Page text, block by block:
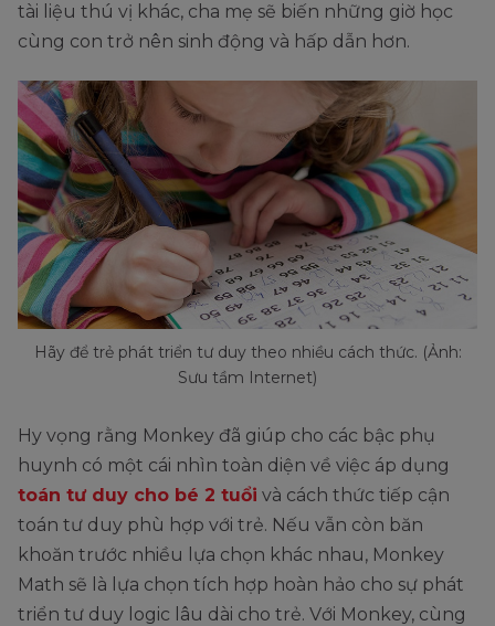
tài liệu thú vị khác, cha mẹ sẽ biến những giờ học
cùng con trở nên sinh động và hấp dẫn hơn.
Hãy để trẻ phát triển tư duy theo nhiều cách thức. (Ảnh:
Sưu tầm Internet)
Hy vọng rằng Monkey đã giúp cho các bậc phụ
huynh có một cái nhìn toàn diện về việc áp dụng
toán tư duy cho bé 2 tuổi và cách thức tiếp cận
toán tư duy phù hợp với trẻ. Nếu vẫn còn băn
khoăn trước nhiều lựa chọn khác nhau, Monkey
Math sẽ là lựa chọn tích hợp hoàn hảo cho sự phát
triển tư duy logic lâu dài cho trẻ. Với Monkey, cùng